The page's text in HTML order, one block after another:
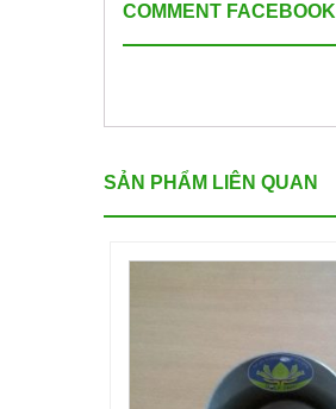
COMMENT FACEBOOK
SẢN PHẨM LIÊN QUAN